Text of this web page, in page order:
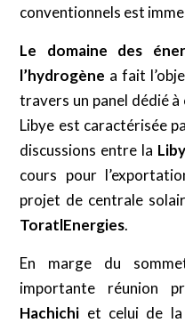
conventionnels est
Le domaine des
l’hydrogène a fait
travers un panel dédié à
Libye est caractérisée
discussions entre la
cours pour
projet de centrale
ToratlEnergies.
En marge du
importante réunion
Hachichi et celui de la